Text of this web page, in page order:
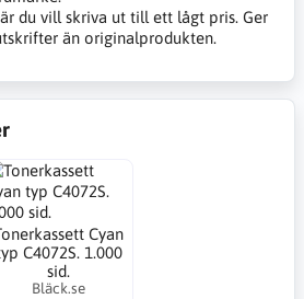
du vill skriva ut till ett lågt pris. Ger
än originalprodukten.
Cyan
C4072S. 1.000
sid.
Bläck.se